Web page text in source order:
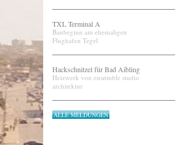
TXL Terminal A
Baubeginn am ehemaligen
Flughafen Tegel
Hackschnitzel für Bad Aibling
Heizwerk von ensømble studio
architektur
ALLE MELDUNGEN